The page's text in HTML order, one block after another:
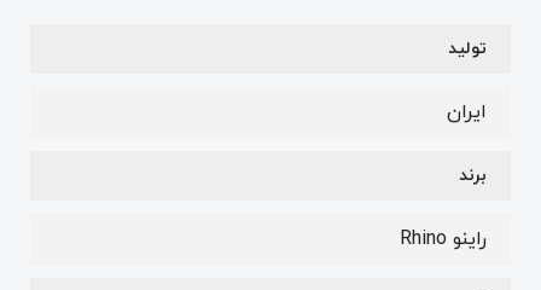
تولید
ایران
برند
راینو Rhino